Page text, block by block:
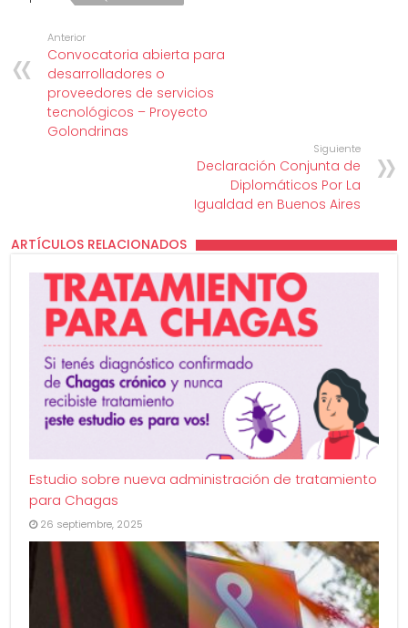
Anterior
Convocatoria abierta para
desarrolladores o
proveedores de servicios
tecnológicos – Proyecto
Golondrinas
Siguiente
Declaración Conjunta de
Diplomáticos Por La
Igualdad en Buenos Aires
ARTÍCULOS RELACIONADOS
Estudio sobre nueva administración de tratamiento
para Chagas
26 septiembre, 2025